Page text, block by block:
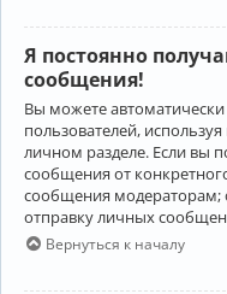
Я постоянно
сообщения!
Вы можете
пользователей,
личном разделе. Если вы
сообщения от
сообщения модераторам;
отправку личных
Вернуться к началу